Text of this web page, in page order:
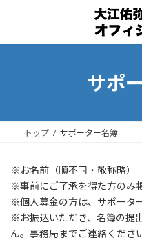
ン
ー
サポ
トップ サポーター名簿
※お名前（順不同・敬称略）
※事前にご了承を得た方のみ
※個人募金の方は、サポータ
※お振込いただき、名簿の提
ん。事務局までご連絡ください